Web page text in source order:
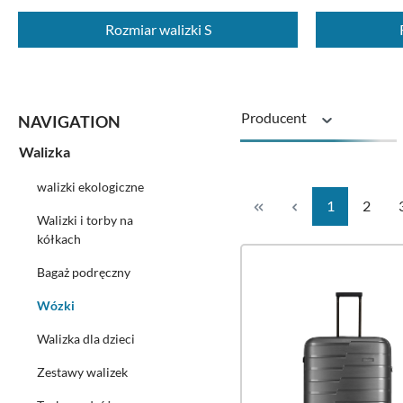
Rozmiar walizki S
Walizka
walizki ekologiczne
Walizki i torby na
kółkach
Bagaż podręczny
Wózki
Walizka dla dzieci
Zestawy walizek
Producent
Strona
1 Strona
2